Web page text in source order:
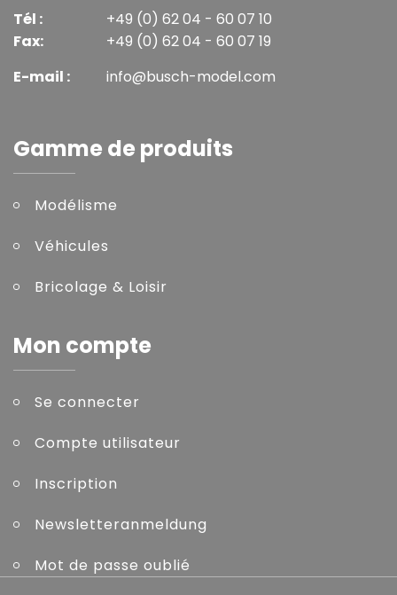
Tél :
Fax:
+49 (0) 62 04 - 60 07 10
+49 (0) 62 04 - 60 07 19
E-mail :
info@busch-model.com
Gamme de produits
Modélisme
Véhicules
Bricolage & Loisir
Mon compte
Se connecter
Compte utilisateur
Inscription
Newsletteranmeldung
Mot de passe oublié